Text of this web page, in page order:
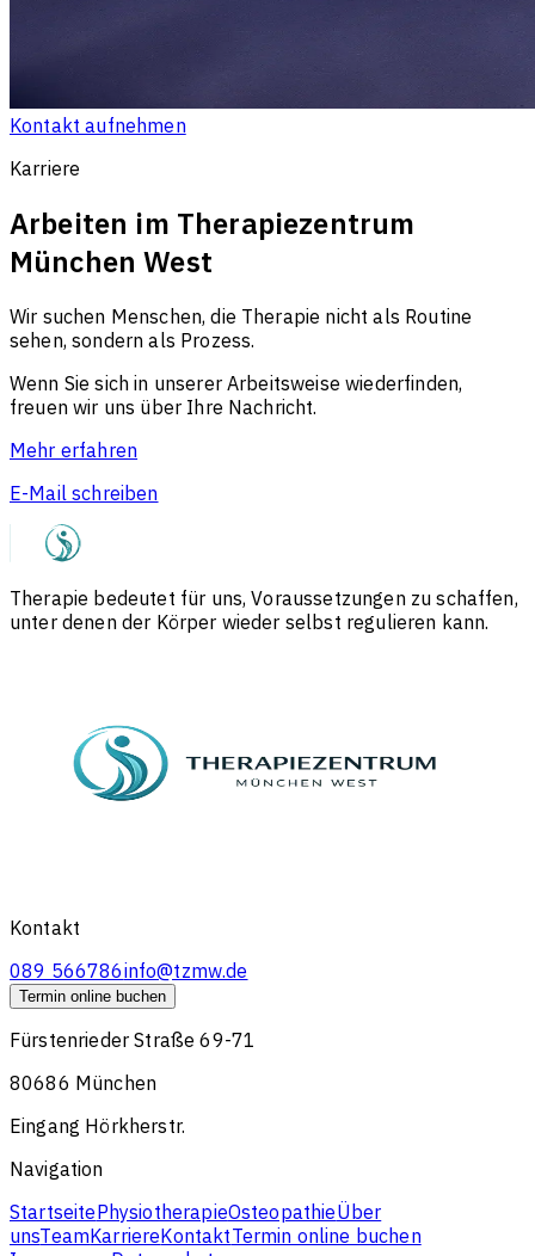
Kontakt aufnehmen
Karriere
Arbeiten im Therapiezentrum
München West
Wir suchen Menschen, die Therapie nicht als Routine
sehen, sondern als Prozess.
Wenn Sie sich in unserer Arbeitsweise wiederfinden,
freuen wir uns über Ihre Nachricht.
Mehr erfahren
E-Mail schreiben
Therapie bedeutet für uns, Voraussetzungen zu schaffen,
unter denen der Körper wieder selbst regulieren kann.
Kontakt
089 566786info@tzmw.de
Termin online buchen
Fürstenrieder Straße 69-71
80686 München
Eingang Hörkherstr.
Navigation
StartseitePhysiotherapieOsteopathieÜber
unsTeamKarriereKontaktTermin online buchen